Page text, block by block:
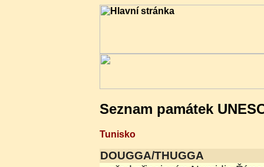
Seznam památek
Tunisko
DOUGGA/THUGGA